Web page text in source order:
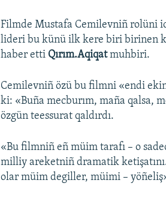
Filmde Mustafa Cemilevniñ rolüni
lideri bu künü ilk kere biri birinen
haber etti Qırım.Aqiqatmuhbiri.
Cemilevniñ özü bu filmni «endi
ki: «Buña mecburım, maña qalsa,
özgün teessurat qaldırdı.
«Bu filmniñ eñ müim tarafı – o
milliy areketniñ dramatik
olar müim degiller, müimi –